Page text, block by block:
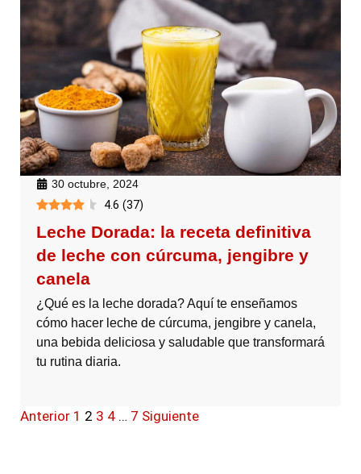
30 octubre, 2024
4.6 (37)
Leche Dorada: la receta definitiva
de leche con cúrcuma, jengibre y
canela
¿Qué es la leche dorada? Aquí te enseñamos
cómo hacer leche de cúrcuma, jengibre y canela,
una bebida deliciosa y saludable que transformará
tu rutina diaria.
Anterior 1 2 3 4 … 7 Siguiente